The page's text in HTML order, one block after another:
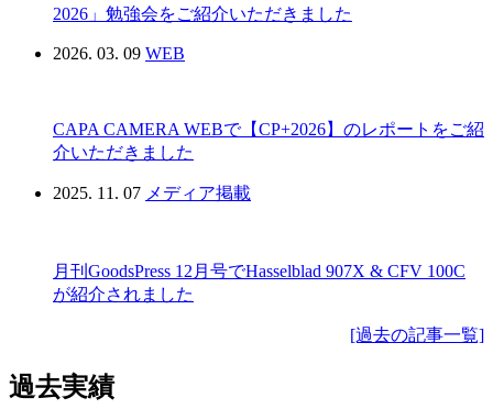
2026」勉強会をご紹介いただきました
2026. 03. 09 WEB
CAPA CAMERA WEBで【CP+2026】のレポートをご紹
介いただきました
2025. 11. 07 メディア掲載
月刊GoodsPress 12月号でHasselblad 907X & CFV 100C
が紹介されました
[過去の記事一覧]
過去実績